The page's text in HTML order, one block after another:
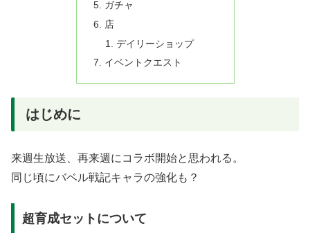
ガチャ
店
デイリーショップ
イベントクエスト
はじめに
来週生放送、再来週にコラボ開始と思われる。
同じ頃にバベル戦記キャラの強化も？
超育成セットについて